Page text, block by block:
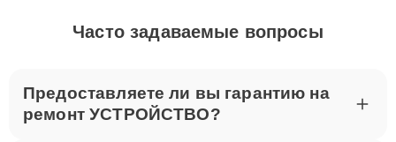
Часто задаваемые вопросы
Предоставляете ли вы гарантию на
ремонт УСТРОЙСТВО?